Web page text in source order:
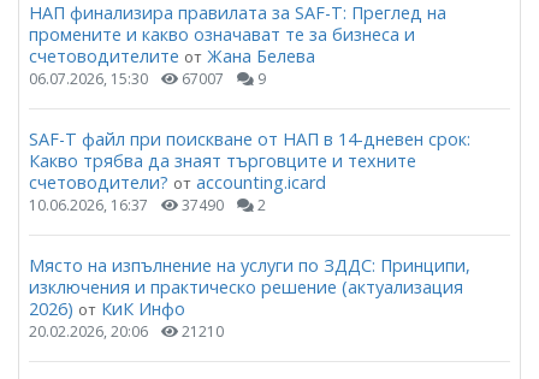
НАП финализира правилата за SAF-T: Преглед на
промените и какво означават те за бизнеса и
счетоводителите от Жана Белева
06.07.2026, 15:30 67007 9
SAF-T файл при поискване от НАП в 14-дневен срок:
Какво трябва да знаят търговците и техните
счетоводители? от accounting.icard
10.06.2026, 16:37 37490 2
Място на изпълнение на услуги по ЗДДС: Принципи,
изключения и практическо решение (актуализация
2026) от КиК Инфо
20.02.2026, 20:06 21210